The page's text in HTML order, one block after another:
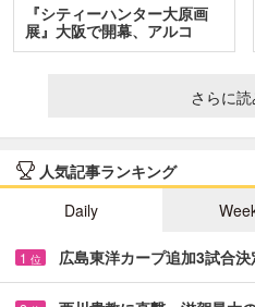
『シティーハンター大原画
展』大阪で開幕、アルコ
＆…
さらに
人気記事ランキング
Daily
1 位 広島東洋カープ追加3試合